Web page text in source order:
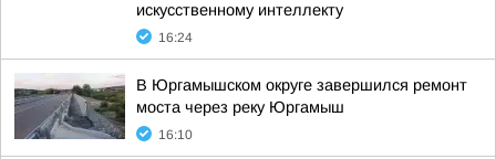
искусственному интеллекту
16:24
В Юргамышском округе завершился ремонт
моста через реку Юргамыш
16:10